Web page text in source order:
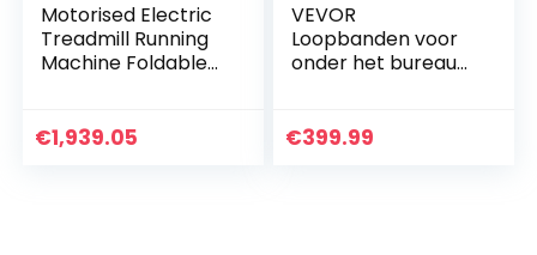
Motorised Electric
Treadmill Running
Machine Foldable
Fitness Equipment
€1,939.05
VEVOR
Loopbanden voor
onder het bureau
hardlopen, Led-
€399.99